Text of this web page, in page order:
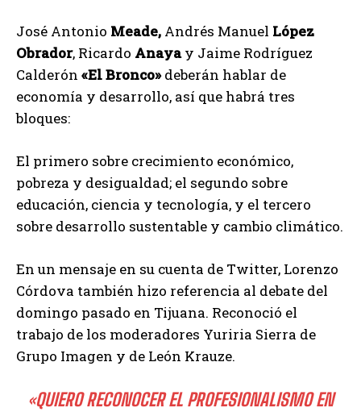
José Antonio Meade, Andrés Manuel López
Obrador, Ricardo Anayay Jaime Rodríguez
Calderón «El Bronco»deberán hablar de
economía y desarrollo, así que habrá tres
bloques:
El primero sobre crecimiento económico,
pobreza y desigualdad; el segundo sobre
educación, ciencia y tecnología, y el tercero
sobre desarrollo sustentable y cambio climático.
En un mensaje en su cuenta de Twitter, Lorenzo
Córdova también hizo referencia al debate del
domingo pasado en Tijuana. Reconoció el
trabajo de los moderadores Yuriria Sierra de
Grupo Imagen y de León Krauze.
«QUIERO RECONOCER EL PROFESIONALISMO EN